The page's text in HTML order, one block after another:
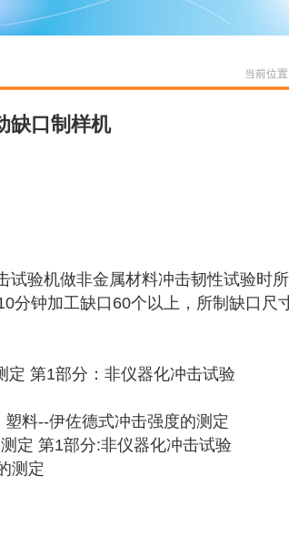
当前位置
缺口制样机
试验机做非金属材料冲击韧性试验时
分钟加工缺口60个以上，所制缺口尺
第1部分：非仪器化冲击试验
料--伊佐德式冲击强度的测定
定 第1部分:非仪器化冲击试验
测定